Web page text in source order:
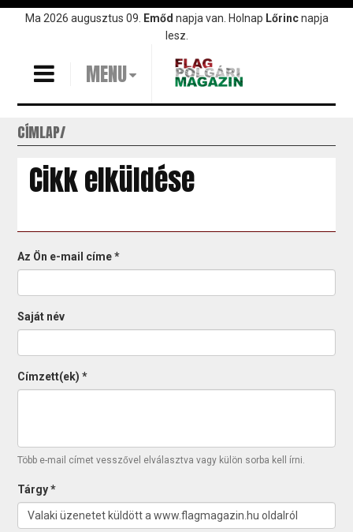
UgrásMa 2026 augusztus 09. Emőd napja van. Holnap Lőrincnapja
lesz.
MENU
CÍMLAP
Cikk elküldése
Az Ön e-mail címe*
Saját név
Címzett(ek)*
Több e-mail címet vesszővel elválasztva vagy külön sorba kell írni.
Tárgy*